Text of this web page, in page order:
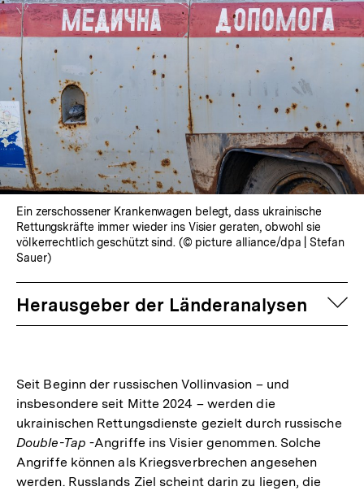
Ein zerschossener Krankenwagen belegt, dass ukrainische
Rettungskräfte immer wieder ins Visier geraten, obwohl sie
völkerrechtlich geschützt sind. (© picture alliance/dpa | Stefan
Sauer)
Herausgeber der Länderanalysen
Seit Beginn der russischen Vollinvasion – und
insbesondere seit Mitte 2024 – werden die
ukrainischen Rettungsdienste gezielt durch russische
Double-Tap -Angriffe ins Visier genommen. Solche
Angriffe können als Kriegsverbrechen angesehen
werden. Russlands Ziel scheint darin zu liegen, die